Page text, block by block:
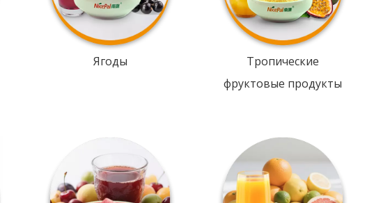
Ягоды
Тропические
фруктовые продукты